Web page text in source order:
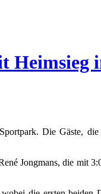
Heimsieg
Die Gäste,
Jongmans, die mit